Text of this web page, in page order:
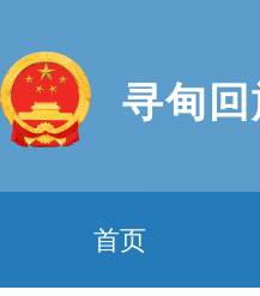
寻甸
首页